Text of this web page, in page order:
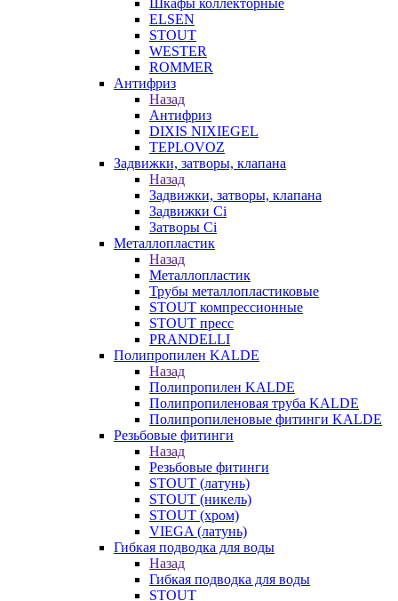
Шкафы коллекторные
ELSEN
STOUT
WESTER
ROMMER
Антифриз
Назад
Антифриз
DIXIS NIXIEGEL
TEPLOVOZ
Задвижки, затворы, клапана
Назад
Задвижки, затворы, клапана
Задвижки Ci
Затворы Ci
Металлопластик
Назад
Металлопластик
Трубы металлопластиковые
STOUT компрессионные
STOUT пресс
PRANDELLI
Полипропилен KALDE
Назад
Полипропилен KALDE
Полипропиленовая труба KALDE
Полипропиленовые фитинги KALDE
Резьбовые фитинги
Назад
Резьбовые фитинги
STOUT (латунь)
STOUT (никель)
STOUT (хром)
VIEGA (латунь)
Гибкая подводка для воды
Назад
Гибкая подводка для воды
STOUT